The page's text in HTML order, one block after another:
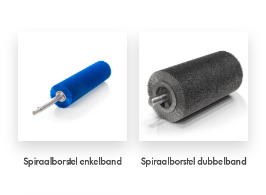
Spiraalborstel enkelband Spiraalborstel dubbelband